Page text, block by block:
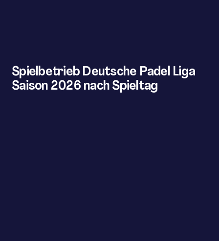
Spielbetrieb Deutsche Padel Liga
Saison 2026 nach Spieltag